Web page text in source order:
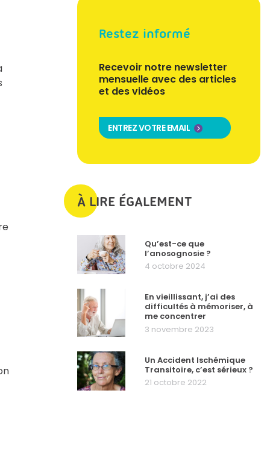
Restez informé
Recevoir notre newsletter
mensuelle avec des articles
et des vidéos
ENTREZ VOTRE EMAIL
À LIRE ÉGALEMENT
Qu’est-ce que
l’anosognosie ?
4 octobre 2024
En vieillissant, j’ai des
difficultés à mémoriser, à
me concentrer
3 novembre 2023
Un Accident Ischémique
Transitoire, c’est sérieux ?
21 octobre 2022